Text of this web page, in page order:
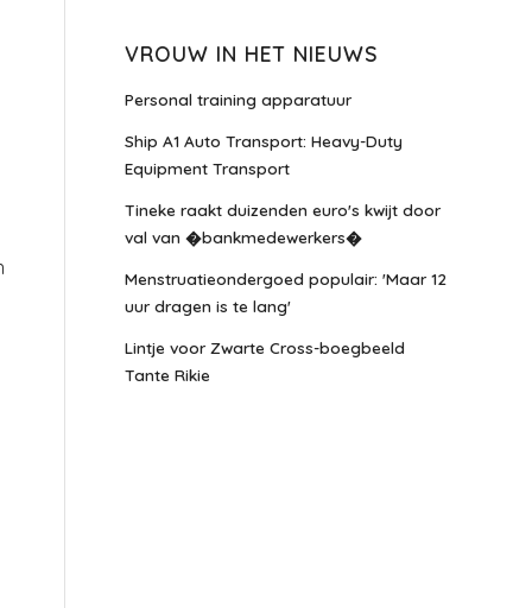
VROUW IN HET NIEUWS
Personal training apparatuur
Ship A1 Auto Transport: Heavy-Duty
Equipment Transport
Tineke raakt duizenden euro's kwijt door
val van �bankmedewerkers�
Menstruatieondergoed populair: 'Maar 12
uur dragen is te lang'
Lintje voor Zwarte Cross-boegbeeld
Tante Rikie